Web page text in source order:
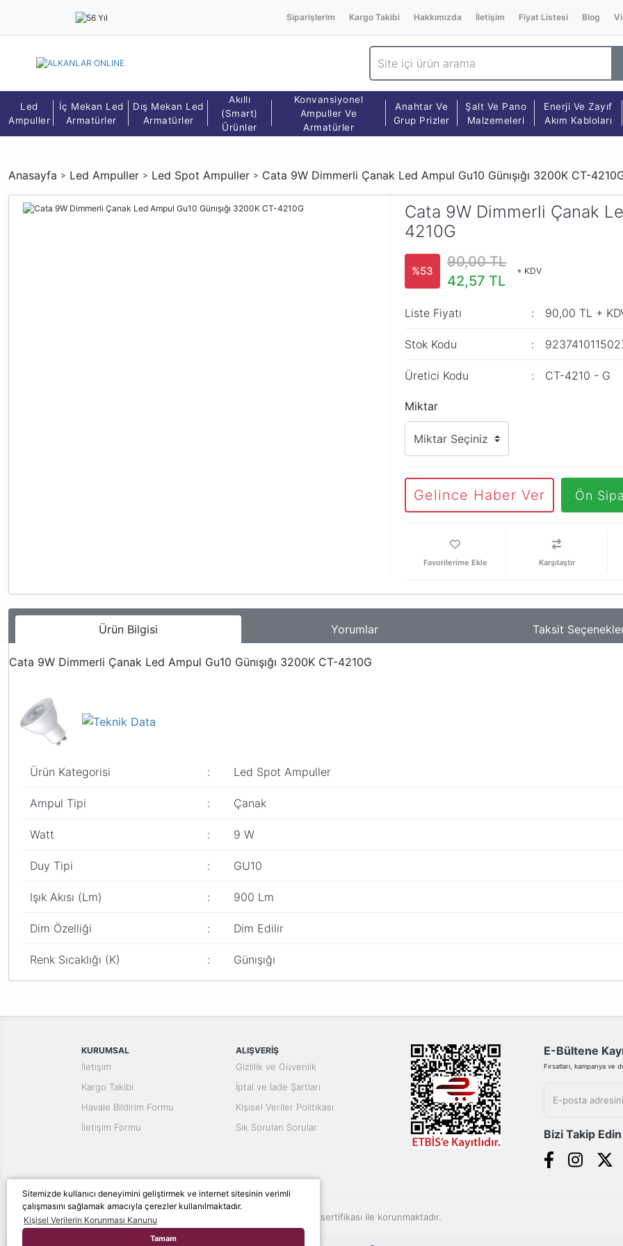
Sitemizde kullanıcı deneyimini geliştirmek ve internet sitesinin verimli
çalışmasını sağlamak amacıyla çerezler kullanılmaktadır.
Kişisel Verilerin Korunması Kanunu
Tamam
Siparişlerim Kargo Takibi Hakkımızda İletişim Fiyat Listesi Blog
Led
Ampuller
İç Mekan Led
Armatürler
Dış Mekan Led
Armatürler
Akıllı
(Smart)
Ürünler
Konvansiyonel
Ampuller Ve
Armatürler
Anahtar Ve
Grup Prizler
Şalt Ve Pano
Malzemeleri
Enerji Ve Zayıf
Akım Kabloları
Anasayfa Led Ampuller Led Spot Ampuller Cata 9W Dimmerli Çanak Led Ampul Gu10 Günışığı 3200K CT-
Cata 9W Dimmerli Çanak
4210G
%53
90,00 TL
42,57 TL
+ KDV
Liste Fiyatı 90,00 TL +
Stok Kodu
Üretici Kodu CT-4210 - G
Miktar
Gelince Haber Ver Ön
Karşılaştır
Ürün Bilgisi Yorumlar Taksit
Cata 9W Dimmerli Çanak Led Ampul Gu10 Günışığı 3200K CT-4210G
Ürün Kategorisi : Led Spot Ampuller
Ampul Tipi : Çanak
Watt : 9 W
Duy Tipi : GU10
Işık Akısı (Lm) : 900 Lm
Dim Özelliği : Dim Edilir
Renk Sıcaklığı (K) : Günışığı
Ürün bilgilerinde hatalar bulunuyor.
Ürün fiyatı diğer sitelerden daha pahalı.
Bu ürüne benzer farklı alternatifler olmalı.
KURUMSAL
İletişim
Kargo Takibi
Havale Bildirim Formu
İletişim Formu
ALIŞVERİŞ
Gizlilik ve Güvenlik
İptal ve İade Şartları
Kişisel Veriler Politikası
Sık Sorulan Sorular
E-Bültene
Fırsatları, kampanya ve
Bizi Takip Edin
© Tüm hakları saklıdır. Kredi kartı bilgileriniz 256bit SSL sertifikası ile korunmaktadır.